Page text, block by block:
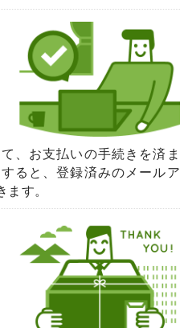
、お支払いの手続きを済ま
ると、登録済みのメールア
ます。